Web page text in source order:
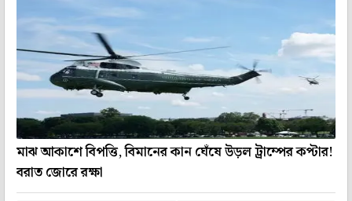
মাঝ আকাশে বিপত্তি, বিমানের কান ঘেঁষে উড়ল ট্রাম্পের কপ্টার!
বরাত জোরে রক্ষা